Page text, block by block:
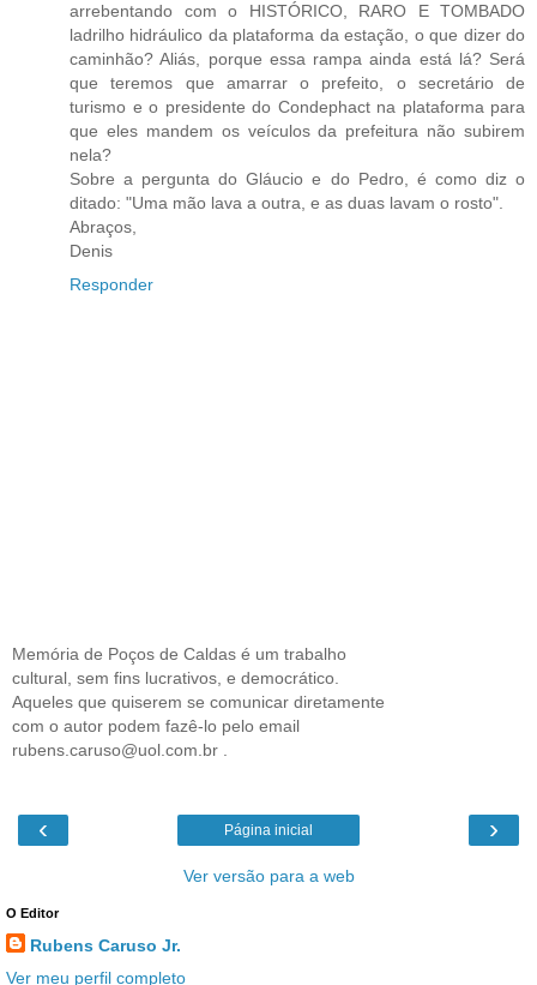
arrebentando com o HISTÓRICO, RARO E TOMBADO
ladrilho hidráulico da plataforma da estação, o que dizer do
caminhão? Aliás, porque essa rampa ainda está lá? Será
que teremos que amarrar o prefeito, o secretário de
turismo e o presidente do Condephact na plataforma para
que eles mandem os veículos da prefeitura não subirem
nela?
Sobre a pergunta do Gláucio e do Pedro, é como diz o
ditado: "Uma mão lava a outra, e as duas lavam o rosto".
Abraços,
Denis
Responder
Memória de Poços de Caldas é um trabalho
cultural, sem fins lucrativos, e democrático.
Aqueles que quiserem se comunicar diretamente
com o autor podem fazê-lo pelo email
rubens.caruso@uol.com.br .
‹ ›
Página inicial
Ver versão para a web
O Editor
Rubens Caruso Jr.
Ver meu perfil completo